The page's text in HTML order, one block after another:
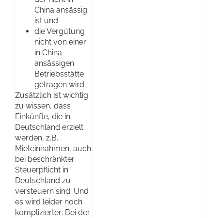
China ansässig
ist und
die Vergütung
nicht von einer
in China
ansässigen
Betriebsstätte
getragen wird.
Zusätzlich ist wichtig
zu wissen, dass
Einkünfte, die in
Deutschland erzielt
werden, z.B.
Mieteinnahmen, auch
bei beschränkter
Steuerpflicht in
Deutschland zu
versteuern sind. Und
es wird leider noch
komplizierter: Bei der